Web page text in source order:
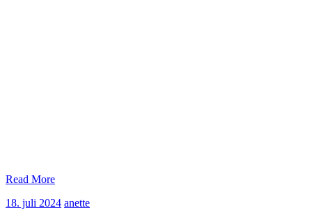
Read More
18. juli 202418.
anetteanette